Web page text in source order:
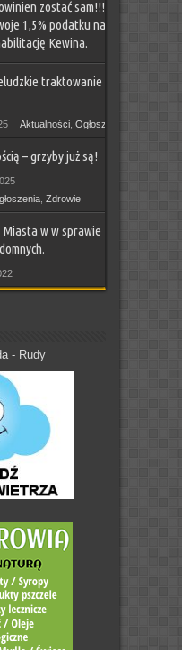
zostać sam!!!
1,5% podatku na
Kewina.
,Sprawy Gminy,
traktowanie
Aktualności, Ogłoszenia
– grzyby już są!
, Zdrowie
Miasta w w sprawie
,Sprawy Gminy
- Rudy